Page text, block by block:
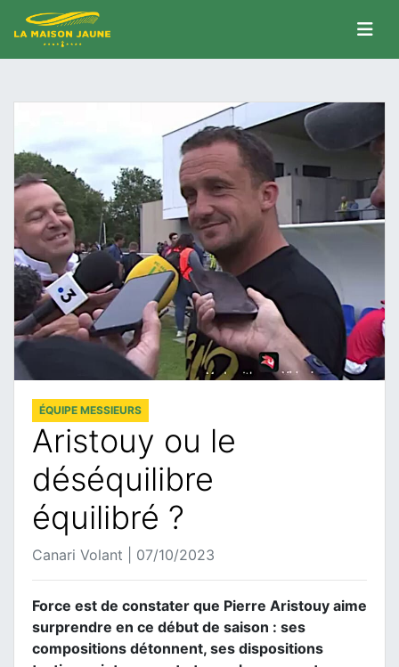
ÉQUIPE MESSIEURS
Aristouy ou le
déséquilibre
équilibré ?
Canari Volant | 07/10/2023
Force est de constater que Pierre Aristouy aime
surprendre en ce début de saison : ses
compositions détonnent, ses dispositions